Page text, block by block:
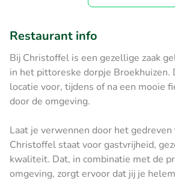
Restaurant info
Bij Christoffel is een gezellige zaak
in het pittoreske dorpje Broekhuizen.
locatie voor, tijdens of na een mooie
door de omgeving.
Laat je verwennen door het gedreven
Christoffel staat voor gastvrijheid,
kwaliteit. Dat, in combinatie met de
omgeving, zorgt ervoor dat jij je